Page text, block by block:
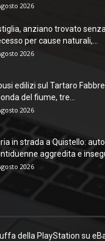
2026
anziano trovato
per cause naturali,...
2026
edilizi sul Tartaro
del fiume, tre...
2026
in strada a Quistello:
aggredita e
2026
della PlayStation su